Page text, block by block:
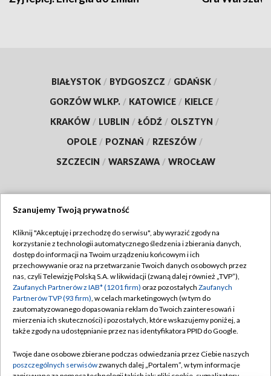
BIAŁYSTOK / BYDGOSZCZ / GDAŃSK /
GORZÓW WLKP. / KATOWICE / KIELCE /
KRAKÓW / LUBLIN / ŁÓDŹ / OLSZTYN /
OPOLE / POZNAŃ / RZESZÓW /
SZCZECIN / WARSZAWA / WROCŁAW
TVP
Abonament TVP
Emisja w TVP
Centrum informacji TVP
Naziemna Telewizja Cyfrowa
Rada Programowa
Regulamin TVP
Polityka prywatności
Moje zgody
Pomoc
Kontakt
Szanujemy Twoją prywatność
Kliknij "Akceptuję i przechodzę do serwisu", aby wyrazić zgody na
korzystanie z technologii automatycznego śledzenia i zbierania danych,
dostęp do informacji na Twoim urządzeniu końcowym i ich
przechowywanie oraz na przetwarzanie Twoich danych osobowych przez
nas, czyli Telewizję Polską S.A. w likwidacji (zwaną dalej również „TVP”),
Zaufanych Partnerów z IAB* (1201 firm) oraz pozostałych Zaufanych
Partnerów TVP (93 firm), w celach marketingowych (w tym do
zautomatyzowanego dopasowania reklam do Twoich zainteresowań i
mierzenia ich skuteczności) i pozostałych, które wskazujemy poniżej, a
także zgody na udostępnianie przez nas identyfikatora PPID do Google.
Twoje dane osobowe zbierane podczas odwiedzania przez Ciebie naszych
poszczególnych serwisówzwanych dalej „Portalem”, w tym informacje